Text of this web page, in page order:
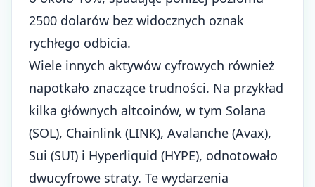
2500 dolarów bez widocznych oznak
rychłego odbicia.
Wiele innych aktywów cyfrowych również
napotkało znaczące trudności. Na przykład
kilka głównych altcoinów, w tym Solana
(SOL), Chainlink (LINK), Avalanche (Avax),
Sui (SUI) i Hyperliquid (HYPE), odnotowało
dwucyfrowe straty. Te wydarzenia